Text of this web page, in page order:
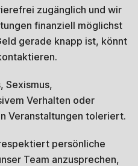
zugänglich und wir
finanziell möglichst
gerade knapp ist, könnt
Sexismus,
Verhalten oder
Veranstaltungen toleriert.
persönliche
Team anzusprechen,